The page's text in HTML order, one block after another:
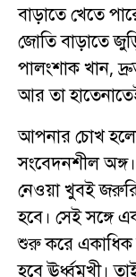
বাড়াতে খেতে
জোতি বাড়াতে
পালংশাক খান,
আর তা
আপনার চোখ
সংবেদনশীল
নেওয়া খুবই
হবে। সেই সঙ্গে
শুরু করে একাধিক
হবে ঊর্ধ্বমুখী।